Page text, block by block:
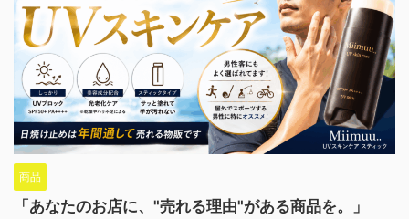
商品
「あなたのお店に、"売れる理由"がある商品を。」